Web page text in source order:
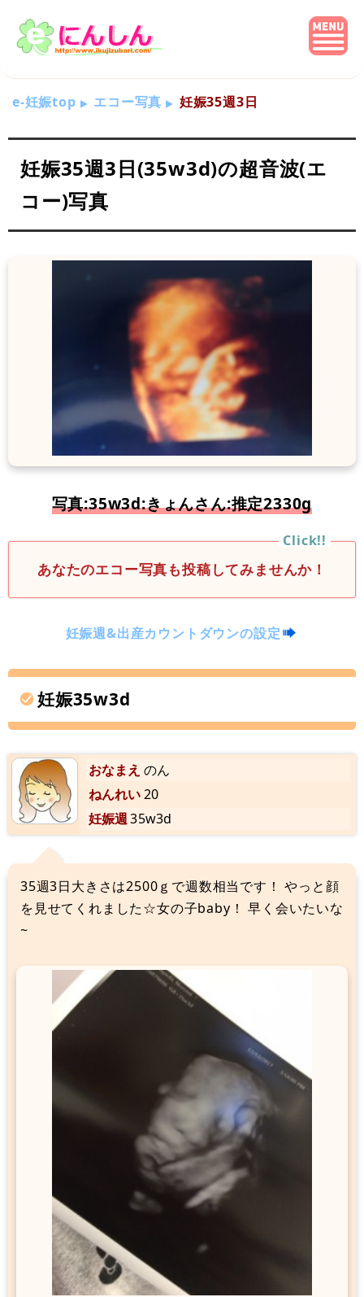
e-妊娠top エコー写真 妊娠35週3日
妊娠35週3日(35w3d)の超音波(エ
コー)写真
写真:35w3d:きょんさん:推定2330g
あなたのエコー写真も投稿してみませんか！
妊娠週&出産カウントダウンの設定
妊娠35w3d
おなまえ のん
ねんれい20
妊娠週35w3d
35週3日大きさは2500ｇで週数相当です！ やっと顔
を見せてくれました☆女の子baby！ 早く会いたいな
~